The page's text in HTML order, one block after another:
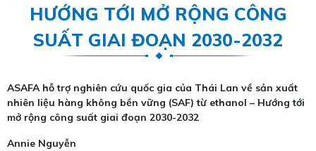
HƯỚNG TỚI MỞ RỘNG CÔNG
SUẤT GIAI ĐOẠN 2030-2032
ASAFA hỗ trợ nghiên cứu quốc gia của Thái Lan về sản xuất
nhiên liệu hàng không bền vững (SAF) từ ethanol – Hướng tới
mở rộng công suất giai đoạn 2030-2032
Annie Nguyễn